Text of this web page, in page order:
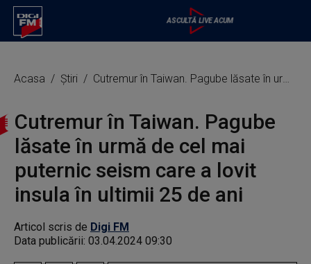
Acasa Știri Cutremur în Taiwan. Pagube lăsate în urmă de cel mai puternic seism care a lovit insula în ultimii 25 de ani
Cutremur în Taiwan. Pagube
lăsate în urmă de cel mai
puternic seism care a lovit
insula în ultimii 25 de ani
Articol scris de Digi FM
Data publicării: 03.04.2024 09:30